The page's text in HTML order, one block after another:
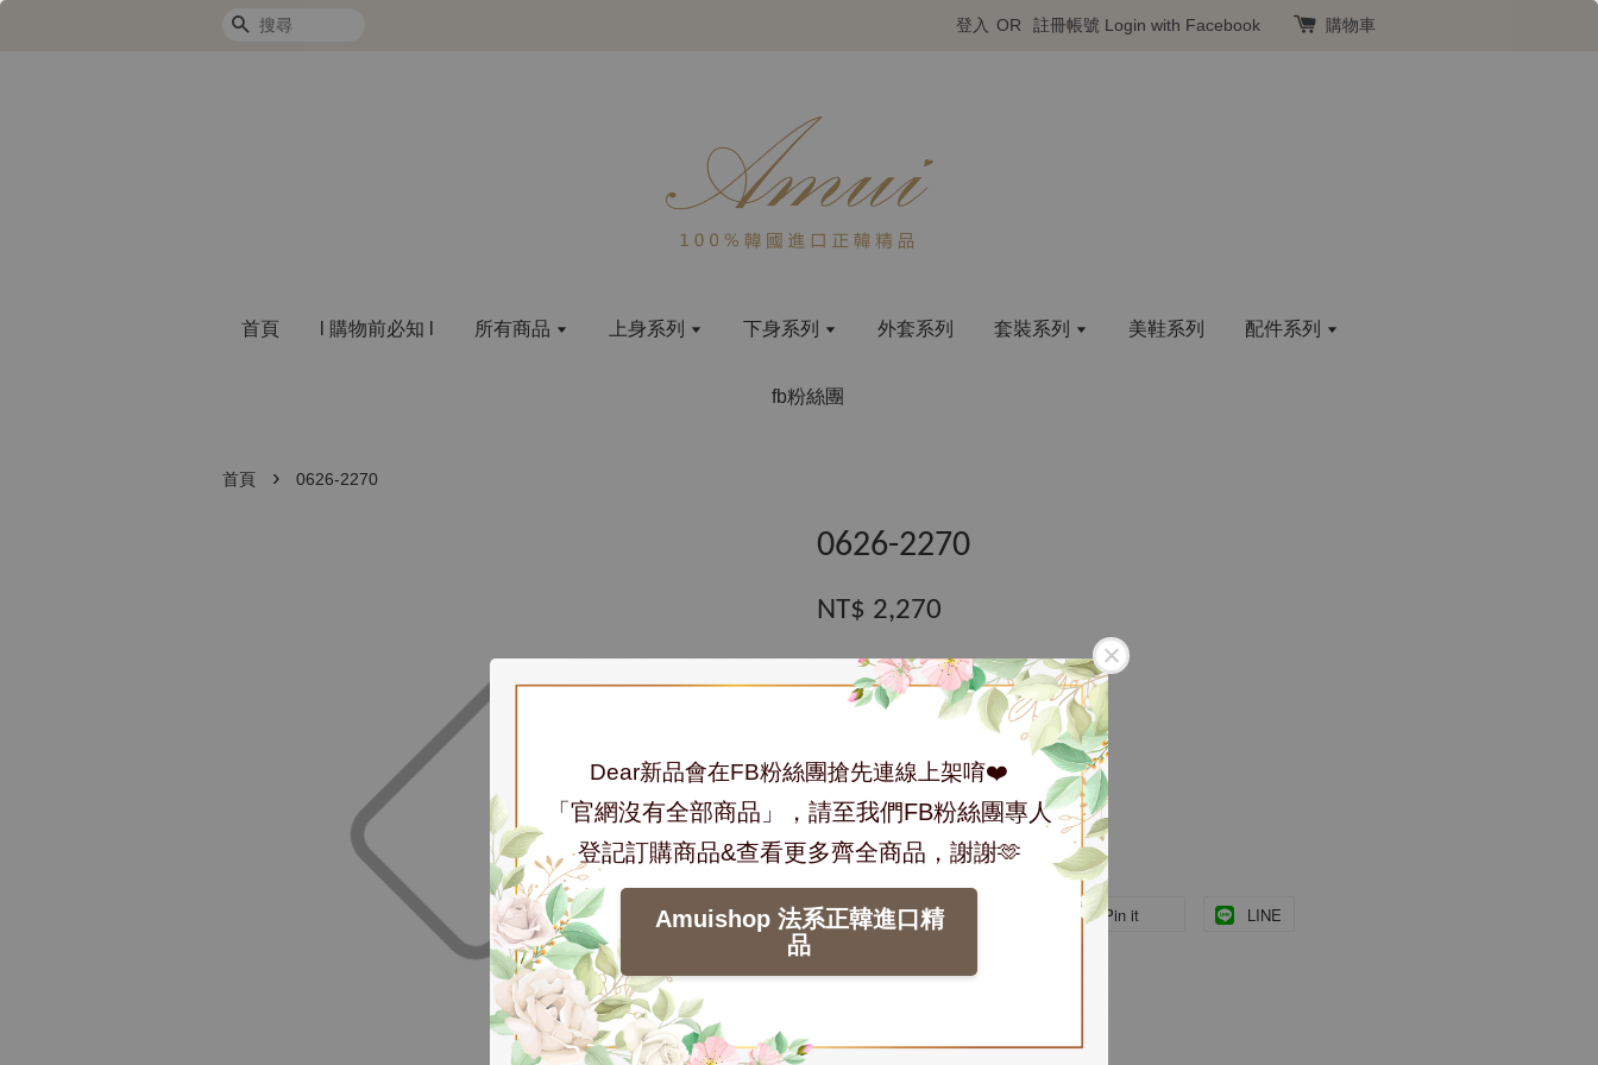
Dear新品會在FB粉絲團搶先連線上架唷❤️
「官網沒有全部商品」，請至我們FB粉絲團專人
登記訂購商品&查看更多齊全商品，謝謝🫶
Amuishop 法系正韓進口精
品
搜尋 登入 OR 註冊帳號 Login with Facebook 購物車
首頁 l 購物前必知 l 所有商品 上身系列 下身系列 外套系列 套裝系列 美鞋系列 配件系列
fb粉絲團
首頁 › 0626-2270
0626-2270
NT$ 2,270
數量
加入購物車
分享 Pin it LINE